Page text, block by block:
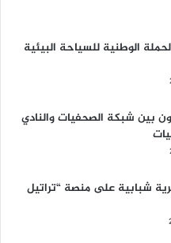
الوطنية للسياحة البيئية
بين شبكة الصحفيات والنادي
شبابية على منصة “تراتيل